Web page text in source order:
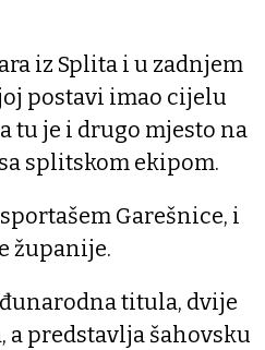
iz Splita i u zadnjem
postavi imao cijelu
tu je i drugo mjesto na
splitskom ekipom.
Garešnice, i
županije.
titula, dvije
predstavlja šahovsku